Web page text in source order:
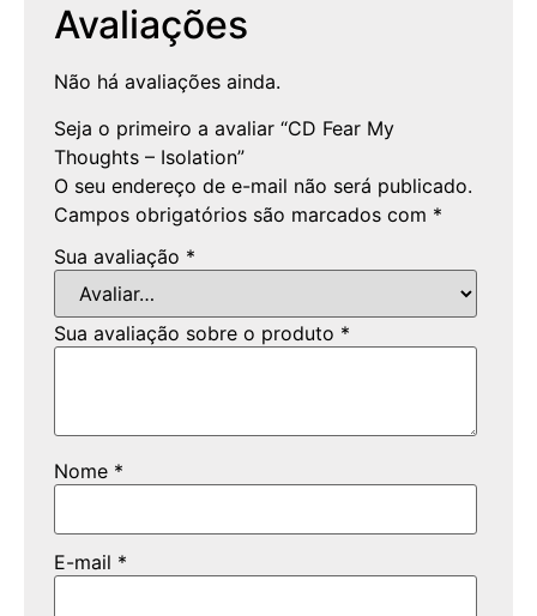
Avaliações
Não há avaliações ainda.
Seja o primeiro a avaliar “CD Fear My
Thoughts – Isolation”
O seu endereço de e-mail não será publicado.
Campos obrigatórios são marcados com *
Sua avaliação *
Sua avaliação sobre o produto *
Nome *
E-mail *